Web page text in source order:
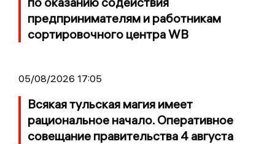
предпринимателям и работникам
сортировочного центра WB
05/08/2026 17:05
Всякая тульская магия имеет
рациональное начало. Оперативное
совещание правительства 4 августа